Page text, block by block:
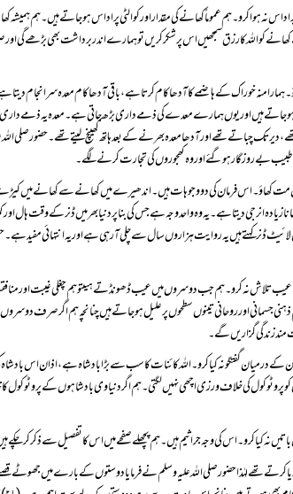
طبیب بے روزگار ہو گئے اور وہ کھجوروں کی تجارت کرنے لگے۔
زندگی گزاریں گے ۔